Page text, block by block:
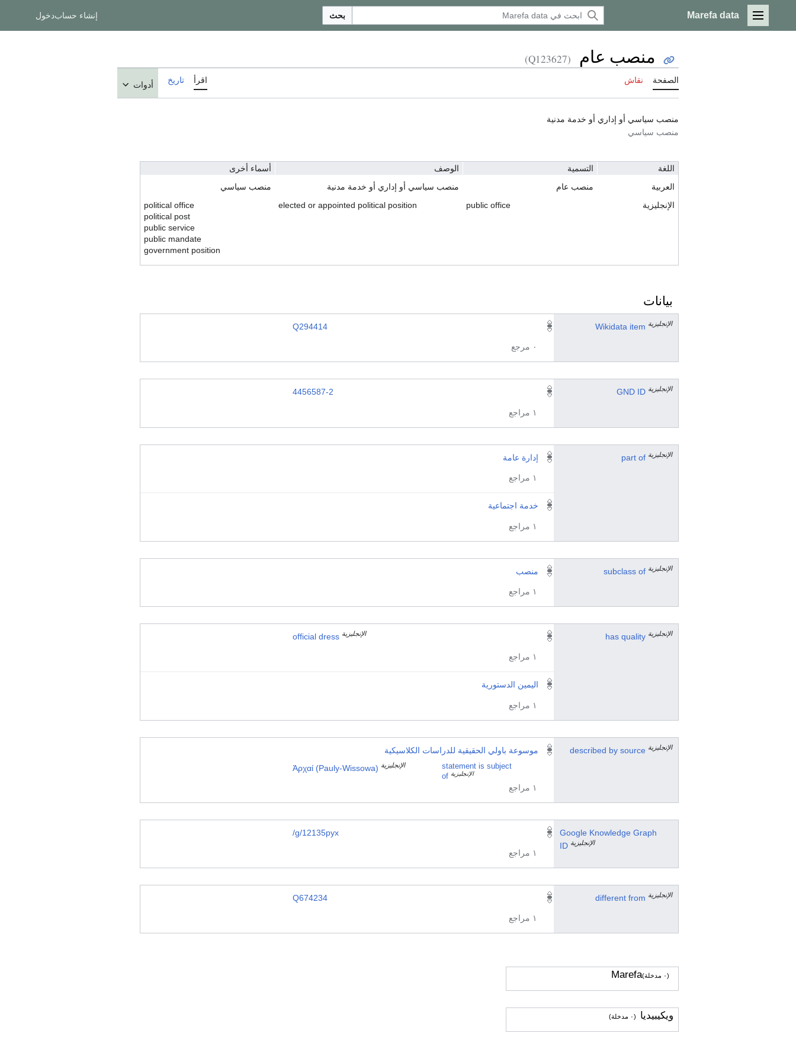
القائمة الرئيسية
Marefa data بحث إنشاء حسابدخول
منصب عام (Q123627)
الصفحة نقاش اقرأ تاريخ أدوات
منصب سياسي أو إداري أو خدمة مدنية
منصب سياسي
اللغة التسمية الوصف
أسماء أخرى
العربية
منصب عام منصب سياسي أو إداري أو خدمة مدنية
منصب سياسي
الإنجليزية
public office
elected or appointed political position
political office
political post
public service
public mandate
government position
بيانات
Wikidata item الإنجليزية Q294414
٠ مرجع
GND ID الإنجليزية 4456587-2
١ مراجع
part of الإنجليزية إدارة عامة
١ مراجع
خدمة اجتماعية
١ مراجع
subclass of الإنجليزية منصب
١ مراجع
has quality الإنجليزية official dress الإنجليزية
١ مراجع
اليمين الدستورية
١ مراجع
described by source الإنجليزية موسوعة باولي الحقيقية للدراسات الكلاسيكية
statement is subject
of الإنجليزية
Ἀρχαί (Pauly-Wissowa) الإنجليزية
١ مراجع
Google Knowledge Graph
ID الإنجليزية
/g/12135pyx
١ مراجع
different from الإنجليزية Q674234
١ مراجع
Marefa (٠ مدخلة)
ويكيبيديا (٠ مدخلة)